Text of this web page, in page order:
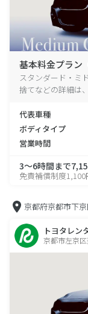
基本料金プラン
スタンダード・ミ
捨てなどの詳細は
代表車種
ボディタイプ
営業時間
3～6時間まで
免責補償制度1,100
京都府京都市下
トヨタレン
京都市左京